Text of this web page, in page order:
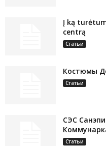
Į ką
centrą
Статьи
Костюмы
Статьи
СЭС
Статьи